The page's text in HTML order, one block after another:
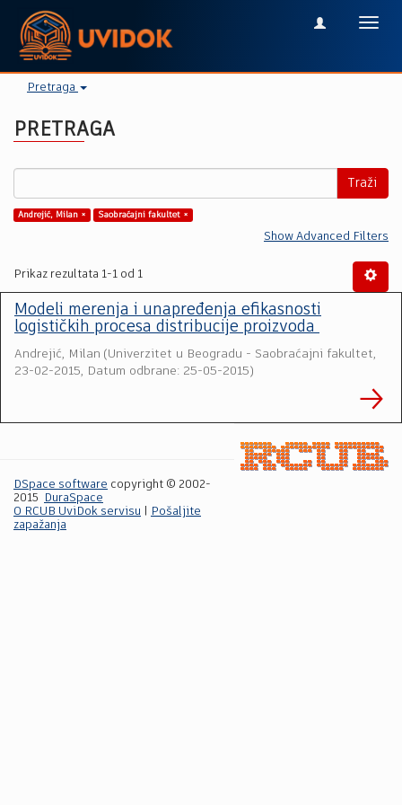
Pretraga
PRETRAGA
Traži
Andrejić, Milan × Saobraćajni fakultet ×
Show Advanced Filters
Prikaz rezultata 1-1 od 1
Modeli merenja i unapređenja efikasnosti
logističkih procesa distribucije proizvoda
Andrejić, Milan (Univerzitet u Beogradu - Saobraćajni fakultet,
23-02-2015, Datum odbrane: 25-05-2015)
DSpace software copyright © 2002-
2015
DuraSpace
O RCUB UviDok servisu
Pošaljite
zapažanja